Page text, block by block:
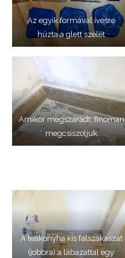
Az egyik formával ívesre
húzta a glett szélét
Amikor megszáradt, finoman
megcsiszoljuk
A teakonyha kis falszakaszát
(jobbra) a lábazattal egy